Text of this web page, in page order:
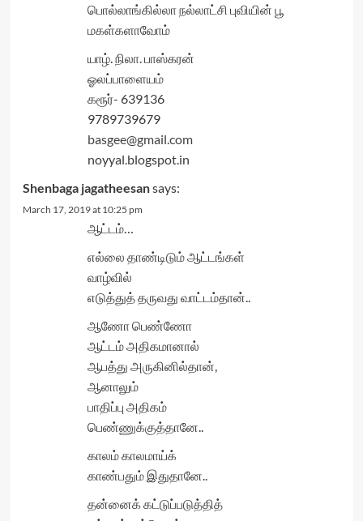
பொல்லாங்கில்லா நல்லாட்சி புவியின் பூ
மகள்களாவோம்
யாழ். நிலா. பாஸ்கரன்
ஓலப்பாளையம்
கரூர்- 639136
9789739679
basgee@gmail.com
noyyal.blogspot.in
Shenbaga jagatheesansays:
March 17, 2019 at 10:25 pm
ஆட்டம்…
எல்லை தாண்டிடும் ஆட்டங்கள்
வாழ்வில்
எடுத்துத் தருவது வாட்டம்தான்..
ஆணோ பெண்ணோ
ஆட்டம் அதிகமானால்
ஆபத்து அருகினில்தான்,
ஆனாலும்
பாதிப்பு அதிகம்
பெண்ணுக்குத்தானே..
காலம் காலமாய்க்
காண்பதும் இதுதானே..
தன்னைக் கட்டுப்படுத்தித்